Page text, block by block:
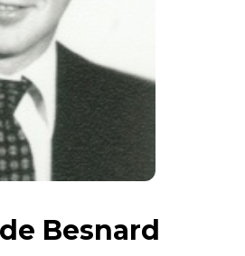
Besnard